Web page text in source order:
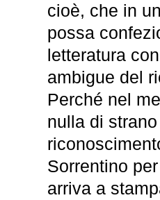
cioè, che in
possa
letteratura
ambigue del
Perché nel
nulla di
Sorrentino
arriva a